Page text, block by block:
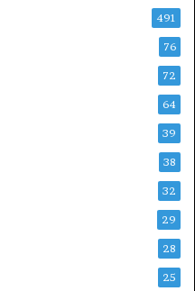
491
76
72
64
39
38
32
29
28
25